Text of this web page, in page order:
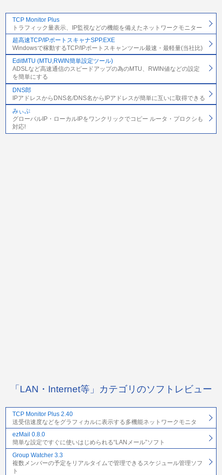
TCP Monitor Plus
トラフィック量表示、IP監視などの機能を備えたネットワークモニター
超高速TCP/IPポートスキャナSPP.EXE
Windowsで稼動するTCP/IPポートスキャンツール最速・最軽量(当社比)
EditMTU (MTU,RWIN簡単設定ツール)
ADSLなど高速通信のスピードアップの為のMTU、RWIN値などの設定
を簡単にする
DNS郎
IPアドレスからDNS名/DNS名からIPアドレスが簡単に互いに取得できる
みぃぷ
グローバルIP・ローカルIPをワンクリックでコピー ルータ・プロクシも
対応!
「LAN・Internet等」カテゴリのソフトレビュー
TCP Monitor Plus 2.40
送受信速度などをグラフィカルに表示する多機能ネットワークモニタ
ezMail 0.8.0
簡単な設定ですぐに使いはじめられる“LANメール”ソフト
Group Watcher 3.3
複数メンバーの予定をリアルタイムで管理できるスケジュール管理ソフ
ト